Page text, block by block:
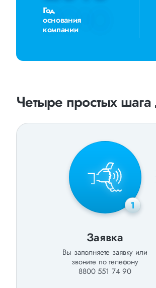
Год
основания
компании
Четыре простых
1
Заявка
Вы заполняете заявку или
звоните по телефону
8800 551 74 90